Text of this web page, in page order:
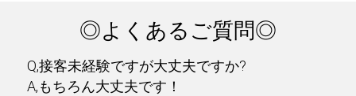
◎よくあるご質問◎
Q,接客未経験ですが大丈夫ですか?
A,もちろん大丈夫です！